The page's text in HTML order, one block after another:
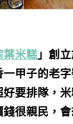
葉米糕 」創
甲子的老
要排隊，
很親民，